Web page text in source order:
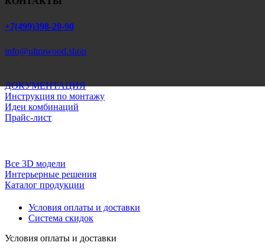
+7(499)398-20-90
info@ultrawood.shop
ДОКУМЕНТАЦИЯ
Инструкция по монтажу
Идеи комбинаций
Прайс-лист
Все 3D модели
Интерьерные решения
Каталог продукции
Условия оплаты и доставки
Система скидок
Условия оплаты и доставки